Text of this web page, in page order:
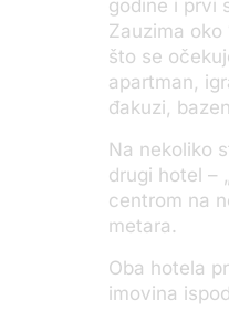
godine i prvi
Zauzima
što se
apartman,
đakuzi,
Na nekoliko
drugi hotel –
centrom na
metara.
Oba hotela
imovina